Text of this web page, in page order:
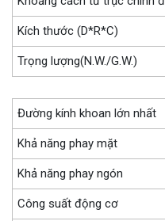
Kích thước (D*R*C)
Trọng lượng(N.W./G.W.)
Đường kính khoan lớn nhất
Khả năng phay mặt
Khả năng phay ngón
Công suất động cơ